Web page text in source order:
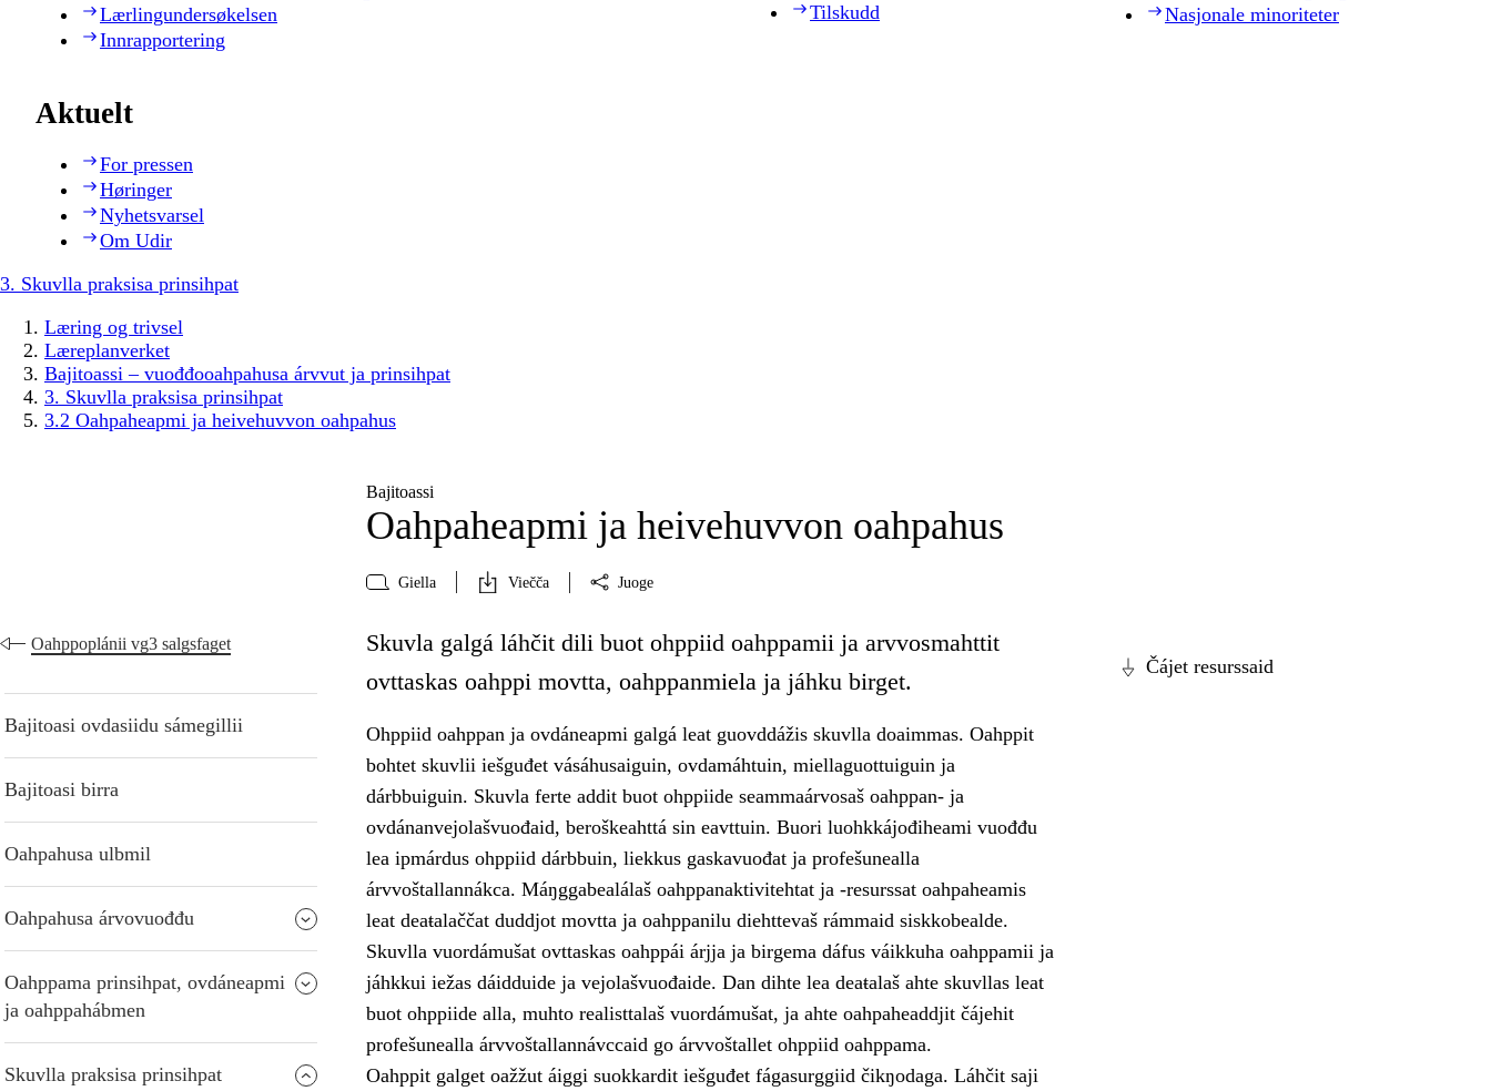
Lærlingundersøkelsen
Innrapportering
Tilskudd
Nasjonale minoriteter
Aktuelt
For pressen
Høringer
Nyhetsvarsel
Om Udir
3. Skuvlla praksisa prinsihpat
Læring og trivsel
Læreplanverket
Bajitoassi – vuođđooahpahusa árvvut ja prinsihpat
3. Skuvlla praksisa prinsihpat
3.2 Oahpaheapmi ja heivehuvvon oahpahus
Bajitoassi
Oahpaheapmi ja heivehuvvon oahpahus
Giella Viečča Juoge
Oahppoplánii vg3 salgsfaget
Bajitoasi ovdasiidu sámegillii
Bajitoasi birra
Oahpahusa ulbmil
Oahpahusa árvovuođđu
Oahppama prinsihpat, ovdáneapmi
ja oahppahábmen
Skuvlla praksisa prinsihpat
Čájet resurssaid
Skuvla galgá láhčit dili buot ohppiid oahppamii ja arvvosmahttit
ovttaskas oahppi movtta, oahppanmiela ja jáhku birget.
Ohppiid oahppan ja ovdáneapmi galgá leat guovddážis skuvlla doaimmas. Oahppit
bohtet skuvlii iešguđet vásáhusaiguin, ovdamáhtuin, miellaguottuiguin ja
dárbbuiguin. Skuvla ferte addit buot ohppiide seammaárvosaš oahppan- ja
ovdánanvejolašvuođaid, beroškeahttá sin eavttuin. Buori luohkkájođiheami vuođđu
lea ipmárdus ohppiid dárbbuin, liekkus gaskavuođat ja profešunealla
árvvoštallannákca. Máŋggabealálaš oahppanaktivitehtat ja -resurssat oahpaheamis
leat deaŧalaččat duddjot movtta ja oahppanilu diehttevaš rámmaid siskkobealde.
Skuvlla vuordámušat ovttaskas oahppái árjja ja birgema dáfus váikkuha oahppamii ja
jáhkkui iežas dáidduide ja vejolašvuođaide. Dan dihte lea deaŧalaš ahte skuvllas leat
buot ohppiide alla, muhto realisttalaš vuordámušat, ja ahte oahpaheaddjit čájehit
profešunealla árvvoštallannávccaid go árvvoštallet ohppiid oahppama.
Oahppit galget oažžut áiggi suokkardit iešguđet fágasurggiid čikŋodaga. Láhčit saji